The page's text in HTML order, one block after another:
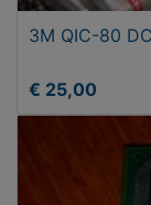
3M QIC-80
€ 25,00